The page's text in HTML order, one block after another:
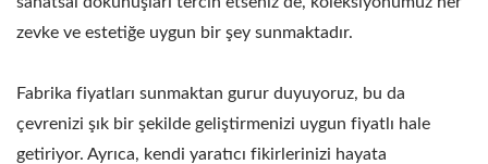
zevke ve estetiğe uygun bir şey sunmaktadır.
Fabrika fiyatları sunmaktan gurur duyuyoruz, bu da
çevrenizi şık bir şekilde geliştirmenizi uygun fiyatlı hale
getiriyor. Ayrıca, kendi yaratıcı fikirlerinizi hayata